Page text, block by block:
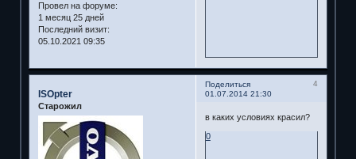
Провел на форуме:
1 месяц 25 дней
Последний визит:
05.10.2021 09:35
Поделиться
4
01.07.2014 21:30
ISOpter
Старожил
в каких условиях красил?
0